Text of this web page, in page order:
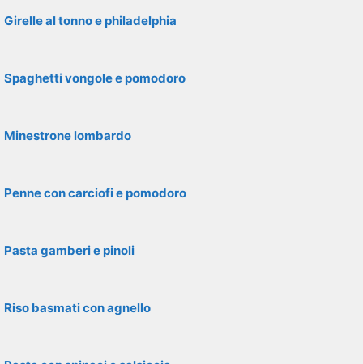
Girelle al tonno e philadelphia
Spaghetti vongole e pomodoro
Minestrone lombardo
Penne con carciofi e pomodoro
Pasta gamberi e pinoli
Riso basmati con agnello